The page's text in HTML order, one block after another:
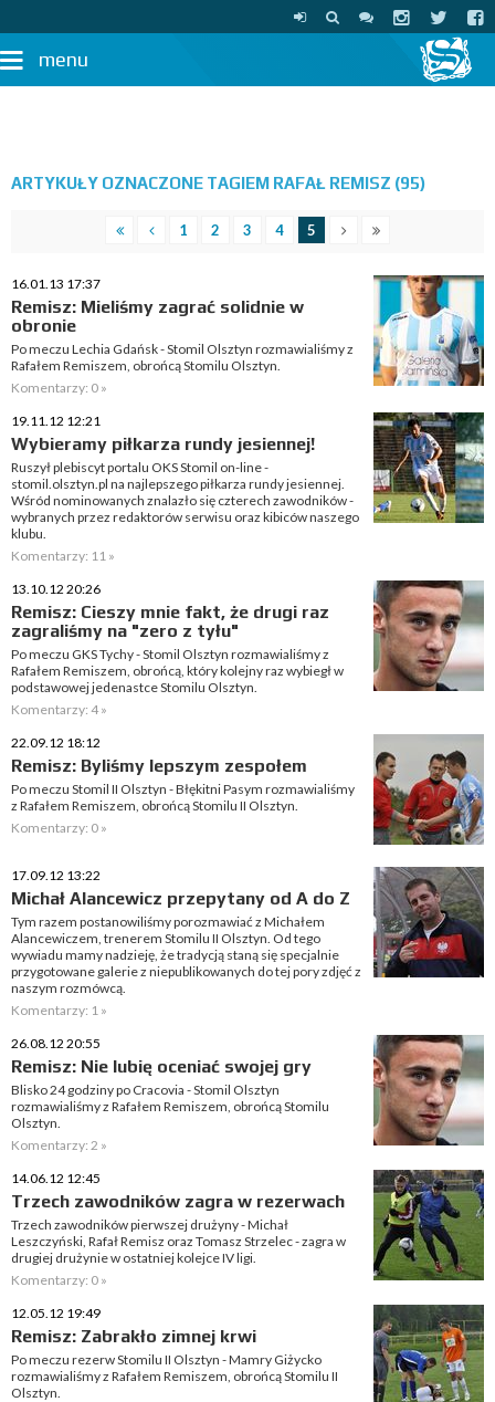
menu
ARTYKUŁY OZNACZONE TAGIEM RAFAŁ REMISZ (95)
1 2 3 4 5
16.01.13 17:37
Remisz: Mieliśmy zagrać solidnie w
obronie
Po meczu Lechia Gdańsk - Stomil Olsztyn rozmawialiśmy z
Rafałem Remiszem, obrońcą Stomilu Olsztyn.
Komentarzy: 0 »
19.11.12 12:21
Wybieramy piłkarza rundy jesiennej!
Ruszył plebiscyt portalu OKS Stomil on-line -
stomil.olsztyn.pl na najlepszego piłkarza rundy jesiennej.
Wśród nominowanych znalazło się czterech zawodników -
wybranych przez redaktorów serwisu oraz kibiców naszego
klubu.
Komentarzy: 11 »
13.10.12 20:26
Remisz: Cieszy mnie fakt, że drugi raz
zagraliśmy na "zero z tyłu"
Po meczu GKS Tychy - Stomil Olsztyn rozmawialiśmy z
Rafałem Remiszem, obrońcą, który kolejny raz wybiegł w
podstawowej jedenastce Stomilu Olsztyn.
Komentarzy: 4 »
22.09.12 18:12
Remisz: Byliśmy lepszym zespołem
Po meczu Stomil II Olsztyn - Błękitni Pasym rozmawialiśmy
z Rafałem Remiszem, obrońcą Stomilu II Olsztyn.
Komentarzy: 0 »
17.09.12 13:22
Michał Alancewicz przepytany od A do Z
Tym razem postanowiliśmy porozmawiać z Michałem
Alancewiczem, trenerem Stomilu II Olsztyn. Od tego
wywiadu mamy nadzieję, że tradycją staną się specjalnie
przygotowane galerie z niepublikowanych do tej pory zdjęć z
naszym rozmówcą.
Komentarzy: 1 »
26.08.12 20:55
Remisz: Nie lubię oceniać swojej gry
Blisko 24 godziny po Cracovia - Stomil Olsztyn
rozmawialiśmy z Rafałem Remiszem, obrońcą Stomilu
Olsztyn.
Komentarzy: 2 »
14.06.12 12:45
Trzech zawodników zagra w rezerwach
Trzech zawodników pierwszej drużyny - Michał
Leszczyński, Rafał Remisz oraz Tomasz Strzelec - zagra w
drugiej drużynie w ostatniej kolejce IV ligi.
Komentarzy: 0 »
12.05.12 19:49
Remisz: Zabrakło zimnej krwi
Po meczu rezerw Stomilu II Olsztyn - Mamry Giżycko
rozmawialiśmy z Rafałem Remiszem, obrońcą Stomilu II
Olsztyn.